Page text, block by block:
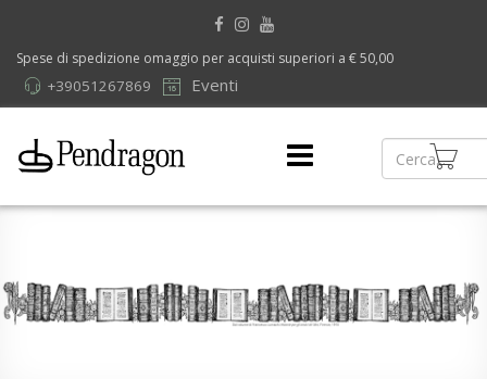
Spese di spedizione omaggio per acquisti superiori a € 50,00
Eventi
+39051267869